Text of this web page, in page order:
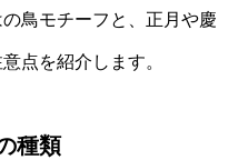
鳥モチーフと、正月や慶
点を紹介します。
種類